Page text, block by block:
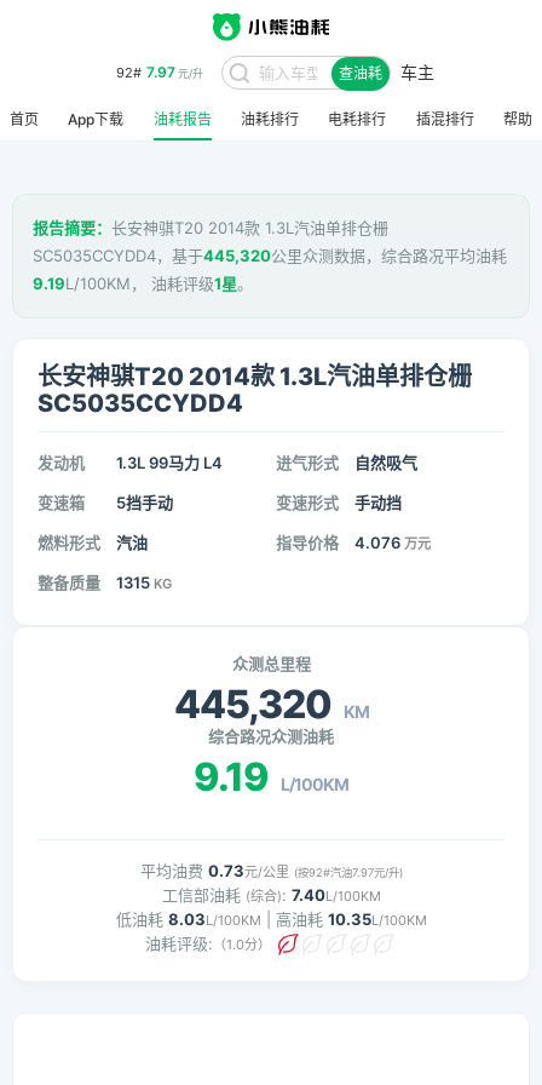
查油耗 车主
首页 App下载 油耗报告 油耗排行 电耗排行 插混排行 帮助
报告摘要： 长安神骐T20 2014款 1.3L汽油单排仓栅
SC5035CCYDD4，基于445,320公里众测数据，综合路况平均油耗
9.19L/100KM， 油耗评级1星。
长安神骐T20 2014款 1.3L汽油单排仓栅
SC5035CCYDD4
发动机 1.3L 99马力 L4 进气形式 自然吸气
变速箱 5挡手动 变速形式 手动挡
燃料形式 汽油 指导价格 4.076 万元
整备质量 1315 KG
众测总里程
445,320 KM
综合路况众测油耗
9.19 L/100KM
平均油费 0.73元/公里 (按92#汽油7.97元/升)
工信部油耗 (综合): 7.40L/100KM
低油耗 8.03L/100KM | 高油耗 10.35L/100KM
油耗评级: （1.0分）